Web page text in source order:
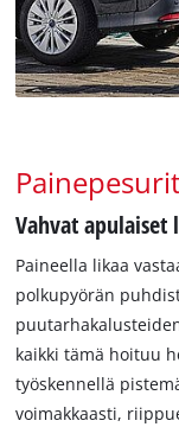
Painepesurit
Vahvat apulaiset
Paineella likaa
polkupyörän
kaikki tämä hoituu
työskennellä
voimakkaasti,